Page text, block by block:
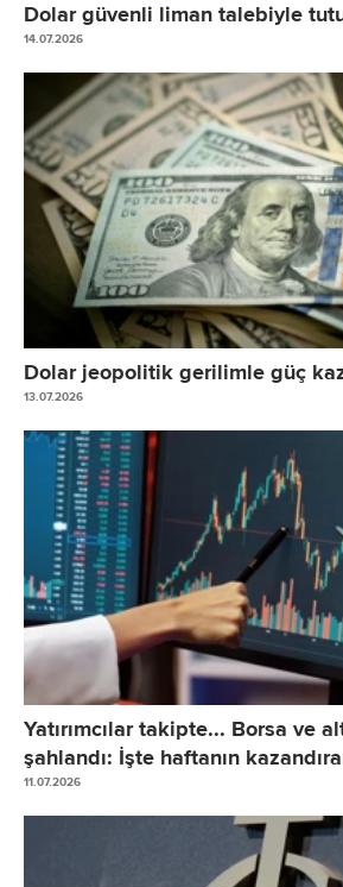
Dolar güvenli liman talebiyle
14.07.2026
Dolar jeopolitik gerilimle güç
13.07.2026
Yatırımcılar takipte... Borsa ve
şahlandı: İşte haftanın
11.07.2026